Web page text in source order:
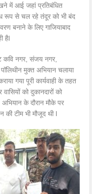
में आई जहां प्रतिबंधित
रूप से चल रहे तंदूर को भी बंद
बनाने के लिए गाजियाबाद
हैl
कवि नगर, संजय नगर,
मुक्त अभियान चलाया
गया पूरी कार्यवाही के तहत
को दुकानदारों को
के दौरान मौके पर
की टीम भी मौजूद थी l